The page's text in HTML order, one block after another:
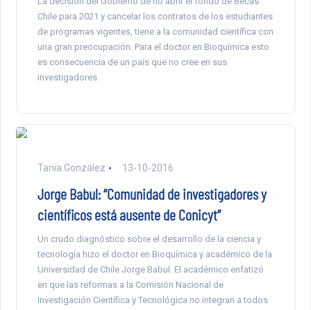
Chile para 2021 y cancelar los contratos de los estudiantes
de programas vigentes, tiene a la comunidad científica con
una gran preocupación. Para el doctor en Bioquímica esto
es consecuencia de un país que no cree en sus
investigadores.
Tania González 13-10-2016
Jorge Babul: “Comunidad de investigadores y
científicos está ausente de Conicyt”
Un crudo diagnóstico sobre el desarrollo de la ciencia y
tecnología hizo el doctor en Bioquímica y académico de la
Universidad de Chile Jorge Babul. El académico enfatizó
en que las reformas a la Comisión Nacional de
Investigación Científica y Tecnológica no integran a todos